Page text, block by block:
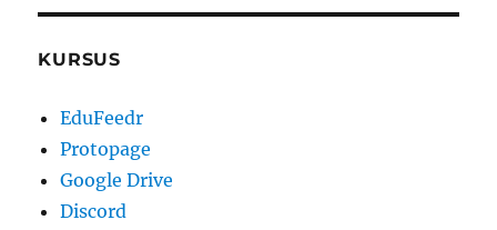
KURSUS
EduFeedr
Protopage
Google Drive
Discord